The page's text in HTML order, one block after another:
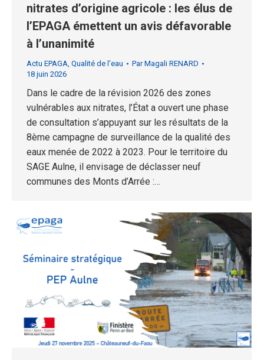
nitrates d’origine agricole : les élus de
l’EPAGA émettent un avis défavorable
à l’unanimité
Actu EPAGA Qualité de l'eau ParMagali RENARD
18 juin 2026
Dans le cadre de la révision 2026 des zones
vulnérables aux nitrates, l’État a ouvert une phase
de consultation s’appuyant sur les résultats de la
8ème campagne de surveillance de la qualité des
eaux menée de 2022 à 2023. Pour le territoire du
SAGE Aulne, il envisage de déclasser neuf
communes des Monts d’Arrée :…